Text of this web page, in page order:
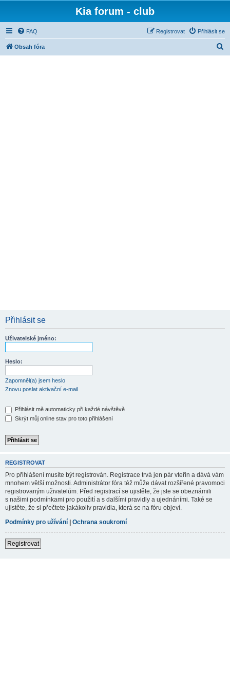
Kia forum - club
FAQ Přihlásit se
Registrovat
Obsah fóra
Přihlásit se
Uživatelské jméno:
Heslo:
Zapomněl(a) jsem heslo
Znovu poslat aktivační e-mail
Přihlásit mě automaticky při každé návštěvě
Skrýt můj online stav pro toto přihlášení
REGISTROVAT
Pro přihlášení musíte být registrován. Registrace trvá jen pár vteřin a dává vám
mnohem větší možnosti. Administrátor fóra též může dávat rozšířené pravomoci
registrovaným uživatelům. Před registrací se ujistěte, že jste se obeznámili
s našimi podmínkami pro použití a s dalšími pravidly a ujednáními. Také se
ujistěte, že si přečtete jakákoliv pravidla, která se na fóru objeví.
Podmínky pro užívání | Ochrana soukromí
Registrovat